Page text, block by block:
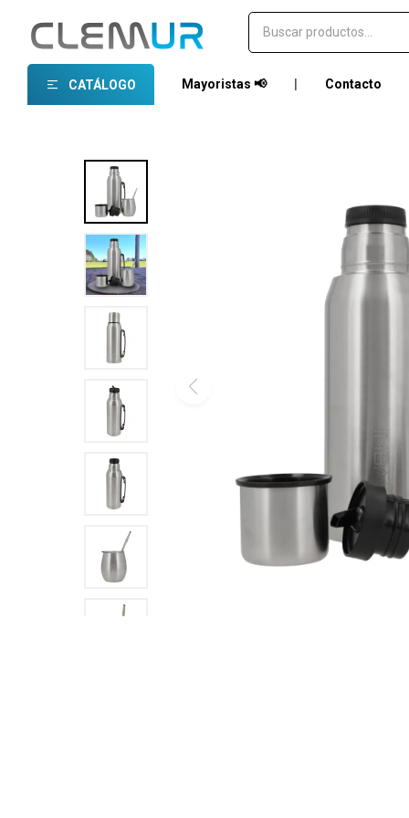
CATÁLOGO Mayoristas 📢 Contacto